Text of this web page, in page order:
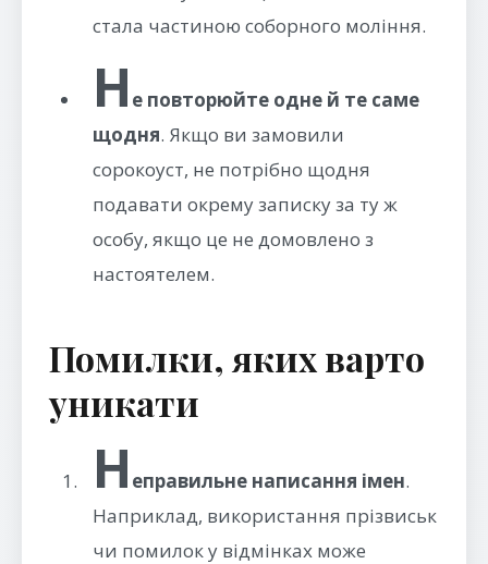
стала частиною соборного моління.
Н е повторюйте одне й те саме
щодня. Якщо ви замовили
сорокоуст, не потрібно щодня
подавати окрему записку за ту ж
особу, якщо це не домовлено з
настоятелем.
Помилки, яких варто
уникати
Н еправильне написання імен.
Наприклад, використання прізвиськ
чи помилок у відмінках може